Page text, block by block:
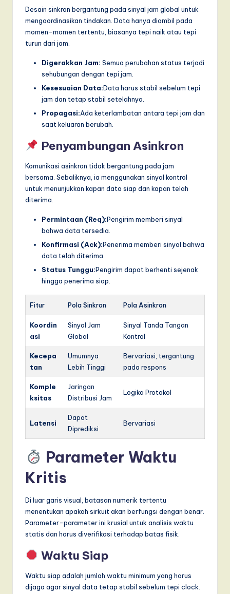
Desain sinkron bergantung pada sinyal jam global untuk
mengoordinasikan tindakan. Data hanya diambil pada
momen-momen tertentu, biasanya tepi naik atau tepi
turun dari jam.
Digerakkan Jam: Semua perubahan status terjadi
sehubungan dengan tepi jam.
Kesesuaian Data:Data harus stabil sebelum tepi
jam dan tetap stabil setelahnya.
Propagasi:Ada keterlambatan antara tepi jam dan
saat keluaran berubah.
Penyambungan Asinkron
Komunikasi asinkron tidak bergantung pada jam
bersama. Sebaliknya, ia menggunakan sinyal kontrol
untuk menunjukkan kapan data siap dan kapan telah
diterima.
Permintaan (Req):Pengirim memberi sinyal
bahwa data tersedia.
Konfirmasi (Ack):Penerima memberi sinyal bahwa
data telah diterima.
Status Tunggu:Pengirim dapat berhenti sejenak
hingga penerima siap.
Fitur Pola Sinkron Pola Asinkron
Koordin
asi
Sinyal Jam
Global
Sinyal Tanda Tangan
Kontrol
Kecepa
tan
Umumnya
Lebih Tinggi
Bervariasi, tergantung
pada respons
Komple
ksitas
Jaringan
Distribusi Jam
Logika Protokol
Latensi
Dapat
Diprediksi
Bervariasi
Parameter Waktu
Kritis
Di luar garis visual, batasan numerik tertentu
menentukan apakah sirkuit akan berfungsi dengan benar.
Parameter-parameter ini krusial untuk analisis waktu
statis dan harus diverifikasi terhadap batas fisik.
Waktu Siap
Waktu siap adalah jumlah waktu minimum yang harus
dijaga agar sinyal data tetap stabil sebelum tepi clock.